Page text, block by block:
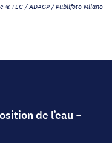
© FLC / ADAGP / Publifoto Milano
de l’eau –